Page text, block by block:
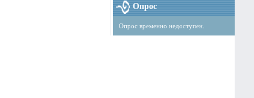
Опрос
Опрос временно недоступен.